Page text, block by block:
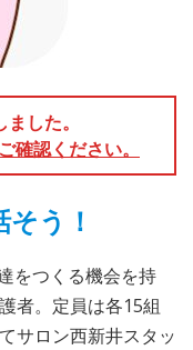
した。
確認ください。
う！
をつくる機会を持
者。定員は各15組
サロン西新井スタッ